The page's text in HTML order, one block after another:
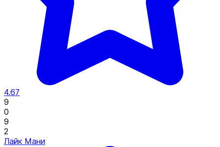
4.67
9
0
9
2
Лайк Мани